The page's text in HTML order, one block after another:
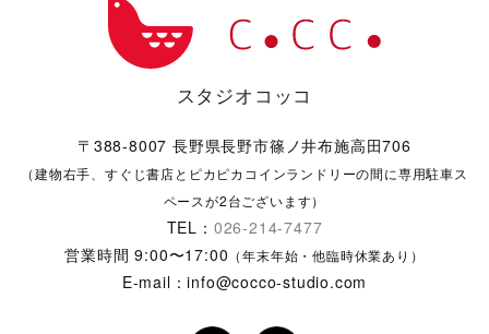
スタジオコッコ
〒388-8007 長野県長野市篠ノ井布施高田706
（建物右手、すぐじ書店とピカピカコインランドリーの間に専用駐車ス
ペースが2台ございます）
TEL： 026-214-7477
営業時間 9:00〜17:00 （年末年始・他臨時休業あり）
E-mail：info@cocco-studio.com